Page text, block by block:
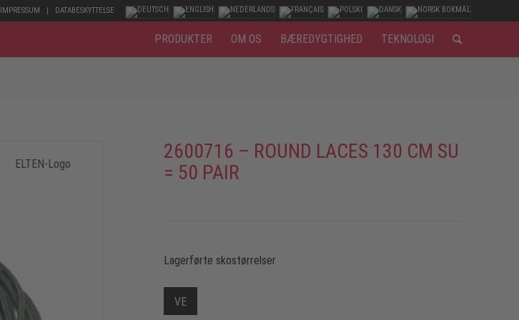
IMPRESSUM DATABESKYTTELSE
PRODUKTER OM OS BÆREDYGTIGHED TEKNOLOGI
2600716 – ROUND LACES 130 CM SU
= 50 PAIR
Lagerførte skostørrelser
VE